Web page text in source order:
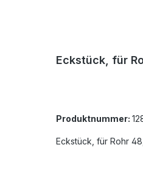
Eckstück, für
Produktnummer:
Eckstück, für Rohr